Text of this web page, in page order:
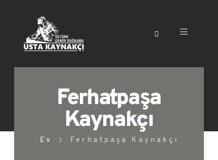
Ferhatpaşa
Kaynakçı
Ev Ferhatpaşa Kaynakçı